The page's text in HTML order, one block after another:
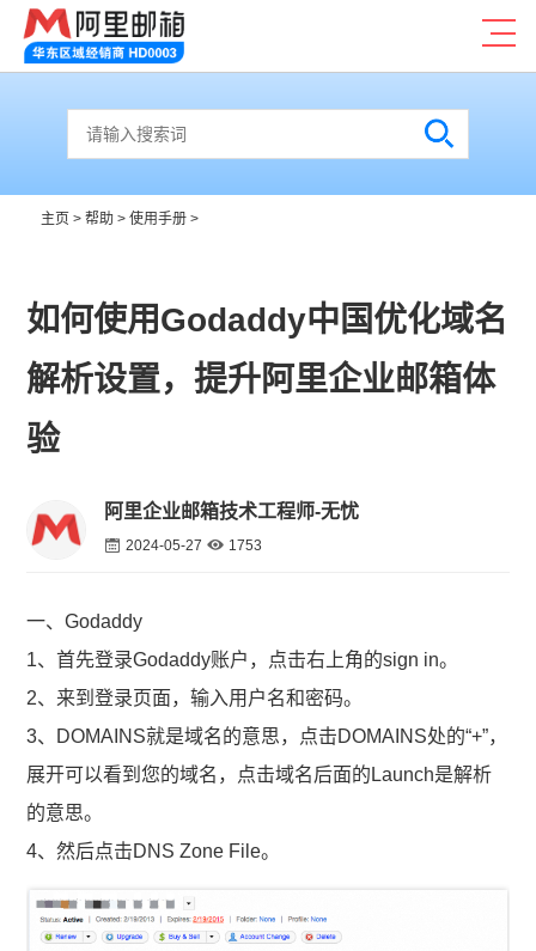
主页 > 帮助> 使用手册>
如何使用Godaddy中国优化域名
解析设置，提升阿里企业邮箱体
验
阿里企业邮箱技术工程师-无忧
2024-05-27 1753
一、Godaddy
1、首先登录Godaddy账户，点击右上角的sign in。
2、来到登录页面，输入用户名和密码。
3、DOMAINS就是域名的意思，点击DOMAINS处的“+”，
展开可以看到您的域名，点击域名后面的Launch是解析
的意思。
4、然后点击DNS Zone File。